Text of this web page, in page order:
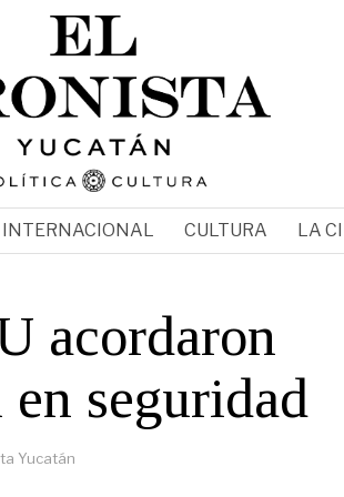
INTERNACIONAL CULTURA LA
acordaron
seguridad
Yucatán